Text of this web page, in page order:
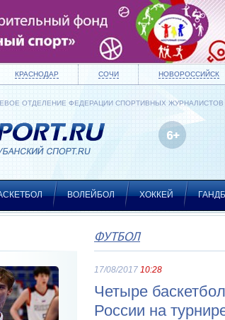
КРАСНОДАР СОЧИ НОВОРОССИЙСК
ОТДЕЛЕНИЕ ФЕДЕРАЦИИ СПОРТИВНЫХ
ВОЛЕЙБОЛ ХОККЕЙ
ФУТБОЛ
17/08/2017 10:28
Четыре
России на